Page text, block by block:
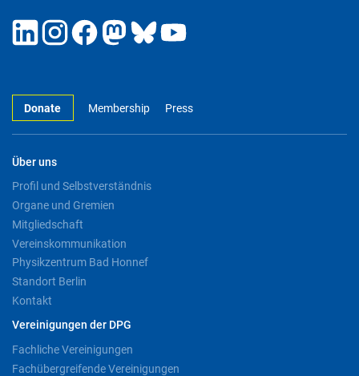
Donate Membership Press
Über uns
Profil und Selbstverständnis
Organe und Gremien
Mitgliedschaft
Vereinskommunikation
Physikzentrum Bad Honnef
Standort Berlin
Kontakt
Vereinigungen der DPG
Fachliche Vereinigungen
Fachübergreifende Vereinigungen